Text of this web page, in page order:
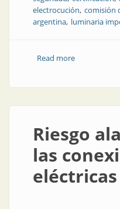
electrocución comisión
argentina luminaria
Read moreabout
Riesgo
las
eléctricas